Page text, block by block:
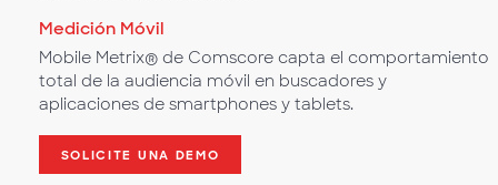
Medición Móvil
Mobile Metrix® de Comscore capta el comportamiento
total de la audiencia móvil en buscadores y
aplicaciones de smartphones y tablets.
SOLICITE UNA DEMO